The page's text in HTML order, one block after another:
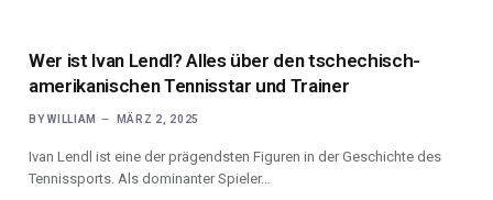
Wer ist Ivan Lendl? Alles über den tschechisch-
amerikanischen Tennisstar und Trainer
BY WILLIAM MÄRZ 2, 2025
Ivan Lendl ist eine der prägendsten Figuren in der Geschichte des
Tennissports. Als dominanter Spieler…